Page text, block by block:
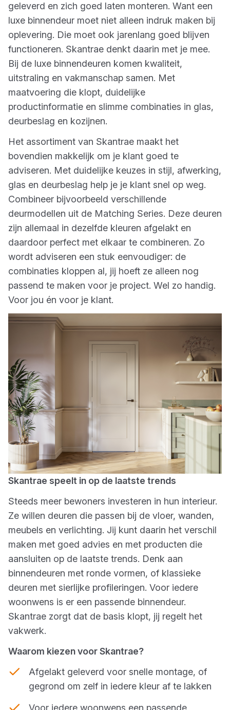
geleverd en zich goed laten monteren. Want een
luxe binnendeur moet niet alleen indruk maken bij
oplevering. Die moet ook jarenlang goed blijven
functioneren. Skantrae denkt daarin met je mee.
Bij de luxe binnendeuren komen kwaliteit,
uitstraling en vakmanschap samen. Met
maatvoering die klopt, duidelijke
productinformatie en slimme combinaties in glas,
deurbeslag en kozijnen.
Het assortiment van Skantrae maakt het
bovendien makkelijk om je klant goed te
adviseren. Met duidelijke keuzes in stijl, afwerking,
glas en deurbeslag help je je klant snel op weg.
Combineer bijvoorbeeld verschillende
deurmodellen uit de Matching Series. Deze deuren
zijn allemaal in dezelfde kleuren afgelakt en
daardoor perfect met elkaar te combineren. Zo
wordt adviseren een stuk eenvoudiger: de
combinaties kloppen al, jij hoeft ze alleen nog
passend te maken voor je project. Wel zo handig.
Voor jou én voor je klant.
Skantrae speelt in op de laatste trends
Steeds meer bewoners investeren in hun interieur.
Ze willen deuren die passen bij de vloer, wanden,
meubels en verlichting. Jij kunt daarin het verschil
maken met goed advies en met producten die
aansluiten op de laatste trends. Denk aan
binnendeuren met ronde vormen, of klassieke
deuren met sierlijke profileringen. Voor iedere
woonwens is er een passende binnendeur.
Skantrae zorgt dat de basis klopt, jij regelt het
vakwerk.
Waarom kiezen voor Skantrae?
Afgelakt geleverd voor snelle montage, of
gegrond om zelf in iedere kleur af te lakken
Voor iedere woonwens een passende